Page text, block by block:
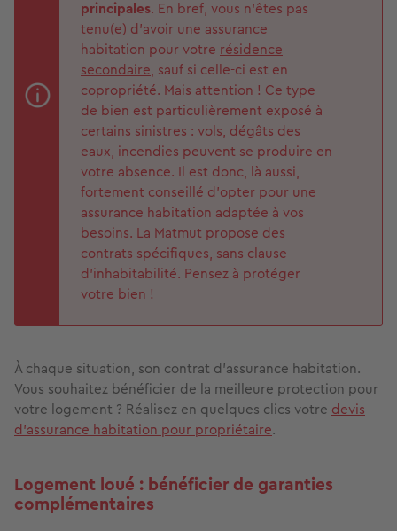
principales. En bref, vous n’êtes pas
tenu(e) d’avoir une assurance
habitation pour votre résidence
secondaire, sauf si celle-ci est en
copropriété. Mais attention ! Ce type
de bien est particulièrement exposé à
certains sinistres : vols, dégâts des
eaux, incendies peuvent se produire en
votre absence. Il est donc, là aussi,
fortement conseillé d’opter pour une
assurance habitation adaptée à vos
besoins. La Matmut propose des
contrats spécifiques, sans clause
d’inhabitabilité. Pensez à protéger
votre bien !
À chaque situation, son contrat d’assurance habitation.
Vous souhaitez bénéficier de la meilleure protection pour
votre logement ? Réalisez en quelques clics votre devis
d’assurance habitation pour propriétaire.
Logement loué : bénéficier de garanties
complémentaires